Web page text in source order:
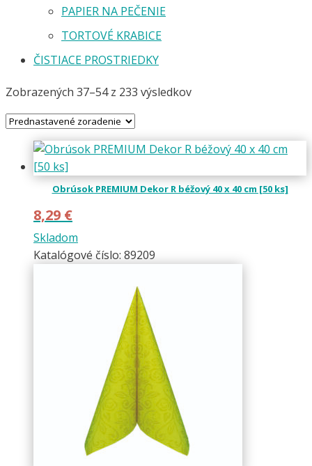
PAPIER NA PEČENIE
TORTOVÉ KRABICE
ČISTIACE PROSTRIEDKY
Zobrazených 37–54 z 233 výsledkov
Obrúsok PREMIUM Dekor R béžový 40 x 40 cm [50 ks]
8,29 €
Skladom
Katalógové číslo: 89209